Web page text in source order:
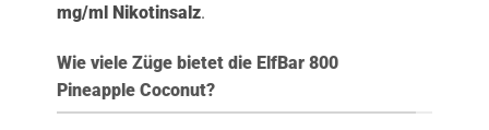
mg/ml Nikotinsalz.
Wie viele Züge bietet die ElfBar 800
Pineapple Coconut?